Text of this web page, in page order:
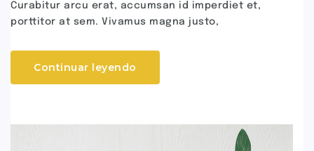
Curabitur arcu erat, accumsan id imperdiet et,
porttitor at sem. Vivamus magna justo,
Continuar leyendo